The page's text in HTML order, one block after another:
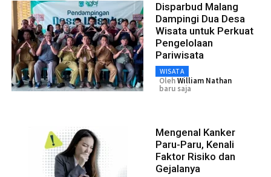
Disparbud Malang
Dampingi Dua Desa
Wisata untuk Perkuat
Pengelolaan
Pariwisata
WISATA
OlehWilliam Nathan
baru saja
Mengenal Kanker
Paru-Paru, Kenali
Faktor Risiko dan
Gejalanya